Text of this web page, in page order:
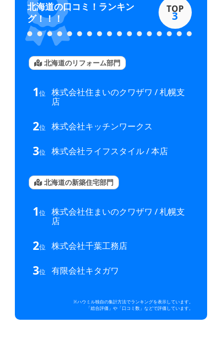
北海道の口コミ！ランキン
グ！！！
TOP
3
北海道のリフォーム部門
1位
株式会社住まいのクワザワ / 札幌支
店
2位 株式会社キッチンワークス
3位 株式会社ライフスタイル / 本店
北海道の新築住宅部門
1位
株式会社住まいのクワザワ / 札幌支
店
2位 株式会社千葉工務店
3位 有限会社キタガワ
※ハウミル独自の集計方法でランキングを表示しています。
「総合評価」や「口コミ数」などで評価しています。